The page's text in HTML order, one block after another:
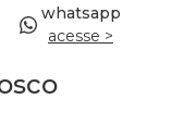
whatsapp
acesse >